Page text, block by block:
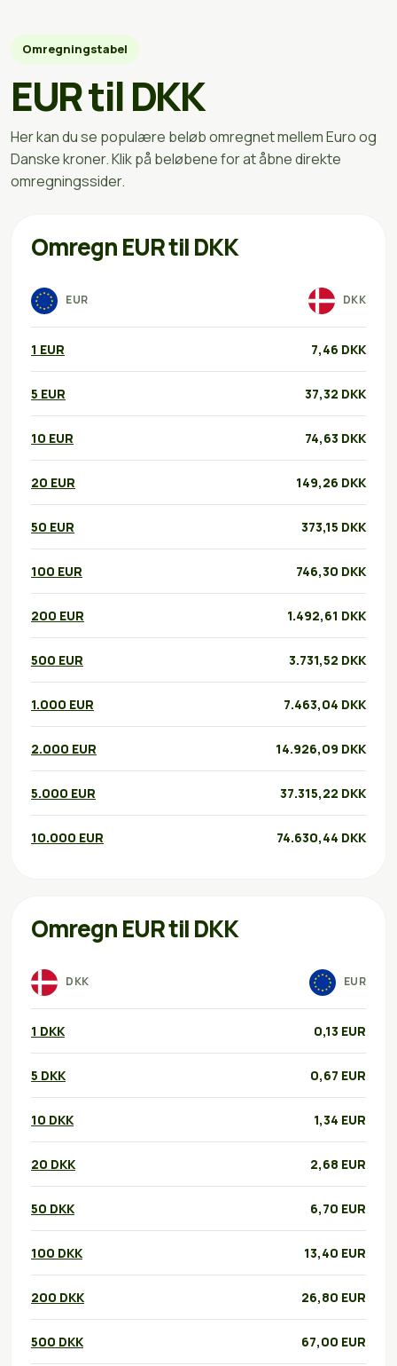
Omregningstabel
EUR til DKK
Her kan du se populære beløb omregnet mellem Euro og
Danske kroner. Klik på beløbene for at åbne direkte
omregningssider.
Omregn EUR til DKK
EUR DKK
1 EUR 7,46 DKK
5 EUR 37,32 DKK
10 EUR 74,63 DKK
20 EUR 149,26 DKK
50 EUR 373,15 DKK
100 EUR 746,30 DKK
200 EUR 1.492,61 DKK
500 EUR 3.731,52 DKK
1.000 EUR 7.463,04 DKK
2.000 EUR 14.926,09 DKK
5.000 EUR 37.315,22 DKK
10.000 EUR 74.630,44 DKK
Omregn EUR til DKK
DKK EUR
1 DKK 0,13 EUR
5 DKK 0,67 EUR
10 DKK 1,34 EUR
20 DKK 2,68 EUR
50 DKK 6,70 EUR
100 DKK 13,40 EUR
200 DKK 26,80 EUR
500 DKK 67,00 EUR